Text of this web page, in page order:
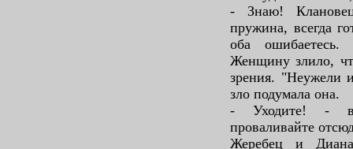
- Знаю!
пружина, всегда
оба
Женщину злило,
зрения. "Неужели
зло подумала она.
- Уходите! -
проваливайте
Жеребец и